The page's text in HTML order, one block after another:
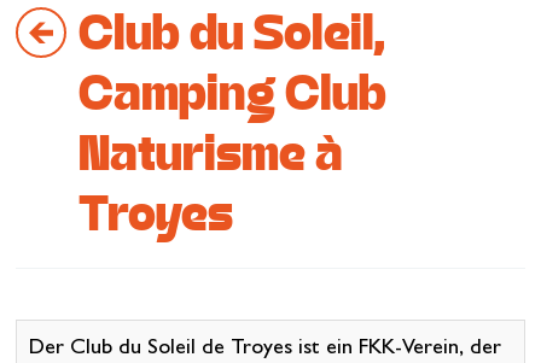
Bewegen
Gehäuse
Wiederherstellen
Lass dich inspirieren
Club du Soleil,
Camping Club
Naturisme à
Troyes
Der Club du Soleil de Troyes ist ein FKK-Verein, der